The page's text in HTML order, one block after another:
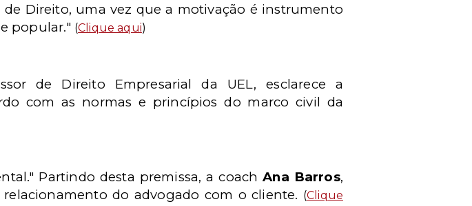
Direito, uma vez que a motivação é instrumento
popular." (Clique aqui)
de Direito Empresarial da UEL, esclarece a
com as normas e princípios do marco civil da
Partindo desta premissa, a coach Ana Barros,
relacionamento do advogado com o cliente. (Clique